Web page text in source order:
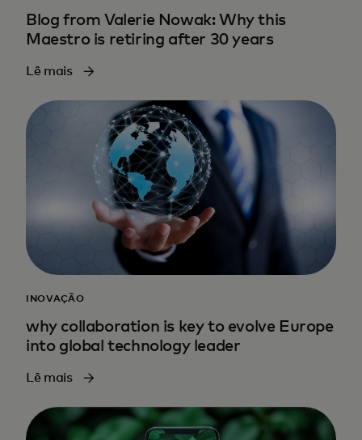
Blog from Valerie Nowak: Why this
Maestro is retiring after 30 years
Lê mais
INOVAÇÃO
why collaboration is key to evolve Europe
into global technology leader
Lê mais